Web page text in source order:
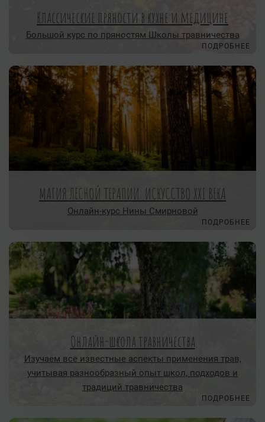
Классические пряности в кухне и медицине
Большой курс по пряностям Школы травничества
ПОДРОБНЕЕ
МАГИЯ ЛЕСНОЙ ТЕРАПИИ: ИСКУССТВО XXI ВЕКА
Онлайн-курс Нины Смирновой
ПОДРОБНЕЕ
Онлайн-школа травничества
Изучаем все известные аспекты применения трав,
учитывая разнообразный опыт школ, подходов и
традиций травничества
ПОДРОБНЕЕ